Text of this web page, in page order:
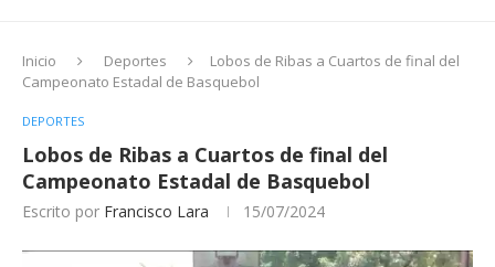
Inicio Deportes
Lobos de Ribas a Cuartos de final del
Campeonato Estadal de Basquebol
DEPORTES
Lobos de Ribas a Cuartos de final del
Campeonato Estadal de Basquebol
Escrito por Francisco Lara 15/07/2024